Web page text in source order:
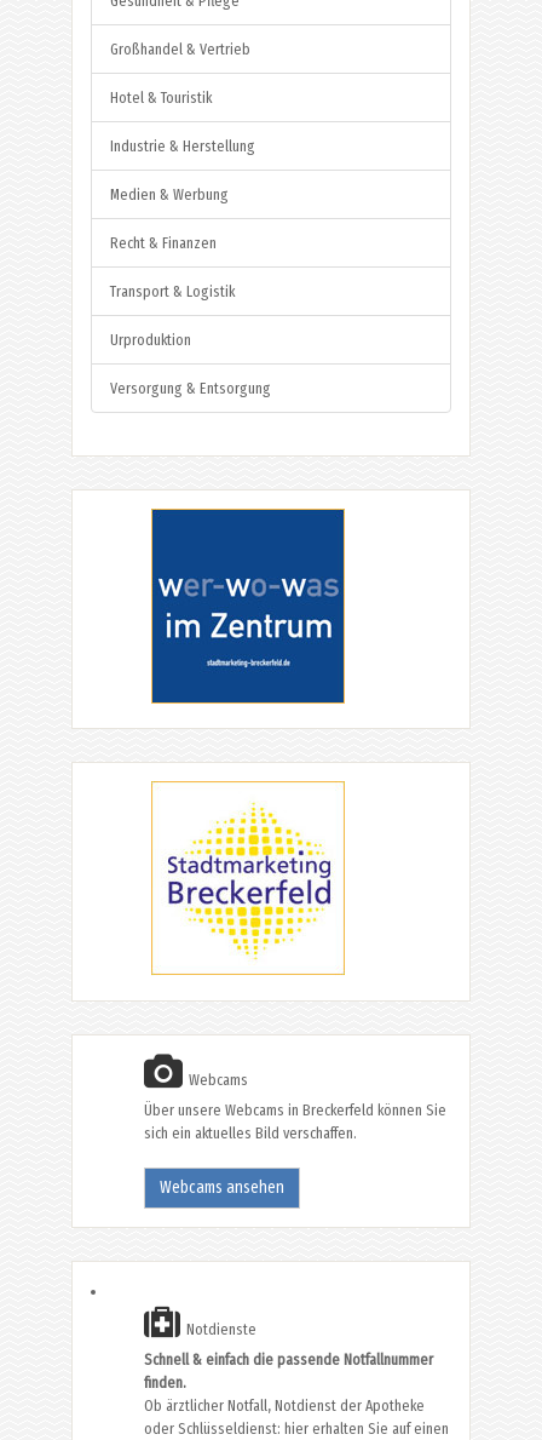
Großhandel & Vertrieb
Hotel & Touristik
Industrie & Herstellung
Medien & Werbung
Recht & Finanzen
Transport & Logistik
Urproduktion
Versorgung & Entsorgung
Webcams
Über unsere Webcams in Breckerfeld können Sie
sich ein aktuelles Bild verschaffen.
Webcams ansehen
Notdienste
Schnell & einfach die passende Notfallnummer
finden.
Ob ärztlicher Notfall, Notdienst der Apotheke
oder Schlüsseldienst: hier erhalten Sie auf einen